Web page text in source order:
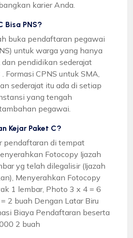
karier Anda.
Bisa PNS?
buka pendaftaran pegawai
untuk warga yang hanya
dan pendidikan sederajat
Formasi CPNS untuk SMA,
sederajat itu ada di setiap
yang tengah
pegawai.
Kejar Paket C?
pendaftaran di tempat
Fotocopy Ijazah
yg telah dilegalisir (Ijazah
Menyerahkan Fotocopy
1 lembar, Photo 3 x 4 = 6
2 buah Dengan Latar Biru
Biaya Pendaftaran beserta
2 buah